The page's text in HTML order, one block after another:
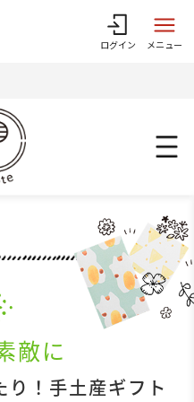
ログイン メニュー
敵に
！手土産ギフト